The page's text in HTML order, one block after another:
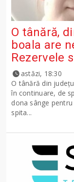
O tânără,
boala are
Rezervele
astăzi, 18:30
O tânără din
în continuare, de
dona sânge
spita...